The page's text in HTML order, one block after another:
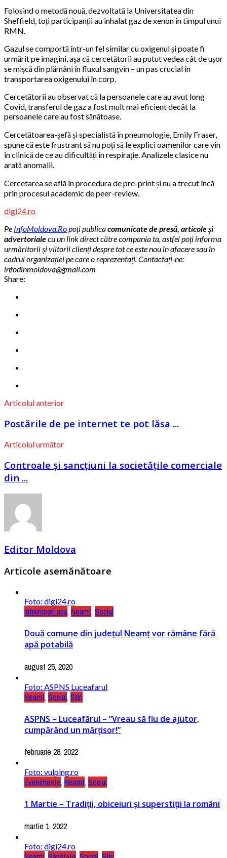
Folosind o metodă nouă, dezvoltată la Universitatea din
Sheffield, toți participanții au inhalat gaz de xenon în timpul unui
RMN.
Gazul se comportă într-un fel similar cu oxigenul și poate fi
urmărit pe imagini, așa că cercetătorii au putut vedea cât de ușor
se mișcă din plămâni în fluxul sangvin – un pas crucial în
transportarea oxigenului în corp.
Cercetătorii au observat că la persoanele care au avut long
Covid, transferul de gaz a fost mult mai eficient decât la
persoanele care au fost sănătoase.
Cercetătoarea-șefă și specialistă în pneumologie, Emily Fraser,
spune că este frustrant să nu poți să le explici oamenilor care vin
în clinică de ce au dificultăți în respirație. Analizele clasice nu
arată anomalii.
Cercetarea se află în procedura de pre-print și nu a trecut încă
prin procesul academic de peer-review.
digi24.ro
Pe InfoMoldova.Ropoți publicacomunicate de presă, articole și
advertorialecu un link direct către compania ta, astfel poți informa
urmăritorii și viitorii clienți despre tot ce este nou în afacere sau în
cadrul organizației pe care o reprezentați. Contactați-ne:
infodinmoldova@gmail.com
Share:
Articolul anterior
Postările de pe internet te pot lăsa ...
Articolul următor
Controale și sancțiuni la societățile comerciale
din ...
Editor Moldova
Articole asemănătoare
Foto: digi24.ro
Intreruperi apa, Neamt, Social
Două comune din județul Neamț vor rămâne fără
apă potabilă
august 25, 2020
Foto: ASPNS Luceafarul
Neamt, Social, Știri
ASPNS – Luceafărul – ”Vreau să fiu de ajutor,
cumpărând un mărțisor!”
februarie 28, 2022
Foto: vulping.ro
Evenimente, Neamt, Social
1 Martie – Tradiţii, obiceiuri şi superstiţii la români
martie 1, 2022
Foto: digi24.ro